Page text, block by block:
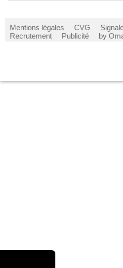
Mentions légales CVG
Recrutement
Publicité by